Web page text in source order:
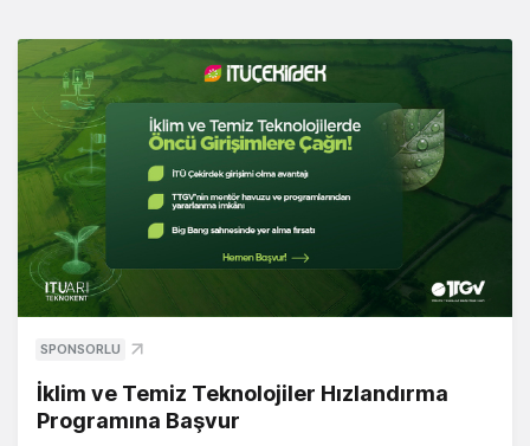
SPONSORLU
İklim ve Temiz Teknolojiler Hızlandırma
Programına Başvur